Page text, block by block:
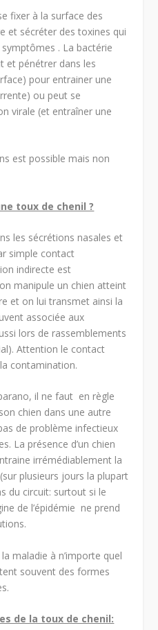
fixer à la surface des
et sécréter des toxines qui
. La bactérie
et pénétrer dans les
pour entrainer une
ou peut se
virale (et entraîner une
est possible mais non
toux de chenil ?
les sécrétions nasales et
simple contact
indirecte est
manipule un chien atteint
et on lui transmet ainsi la
associée aux
lors de rassemblements
Attention le contact
contamination.
il ne faut en règle
chien dans une autre
de problème infectieux
La présence d’un chien
irrémédiablement la
plusieurs jours la plupart
du circuit: surtout si le
de l’épidémie ne prend
maladie à n’importe quel
souvent des formes
de la toux de chenil: